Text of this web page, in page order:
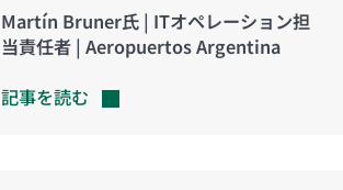
Martín Bruner氏 | ITオペレーション担
当責任者 | Aeropuertos Argentina
記事を読む